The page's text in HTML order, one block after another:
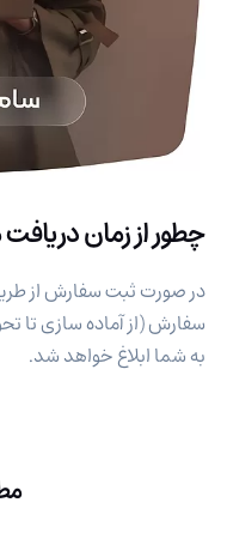
چطور از زمان
در صورت ثبت سفارش از
سفارش (از آماده سازی تا
به شما ابلاغ خواهد شد.